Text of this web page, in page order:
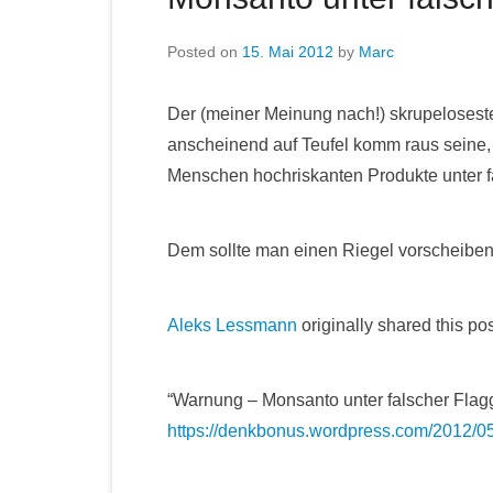
Posted on 15. Mai 2012 by Marc
Der (meiner Meinung nach!)
anscheinend auf Teufel komm raus
Menschen hochriskanten Produkte
Dem sollte man einen Riegel
Aleks Lessmann originally shared this
“Warnung – Monsanto unter falscher
https://denkbonus.wordpress.com/2012/